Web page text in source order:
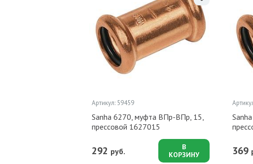
Артикул: 59459
Sanha 6270, муфта ВПр-ВПр, 15,
прессовой 1627015
292 руб.
В
КОРЗИНУ
369